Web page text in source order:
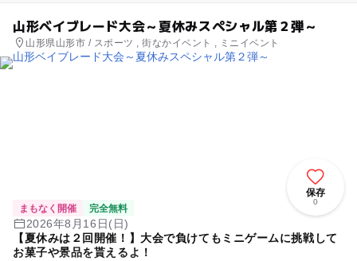
山形ベイブレード大会～夏休みスペシャル第２弾～
山形県山形市 / スポーツ , 街なかイベント , ミニイベント
保存
0
まもなく開催 完全無料
2026年8月16日(日)
【夏休みは２回開催！】大会で負けてもミニゲームに挑戦して
お菓子や景品を貰えるよ！